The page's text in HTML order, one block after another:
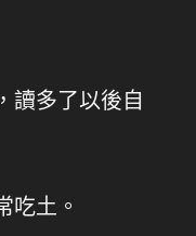
讀多了以後自
吃土。